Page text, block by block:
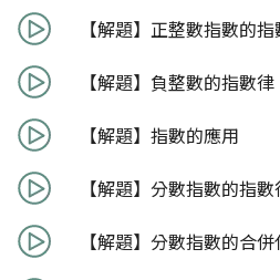
【解題】正整數指數的
【解題】負整數的指數律
【解題】指數的應用
【解題】分數指數的指
【解題】分數指數的合